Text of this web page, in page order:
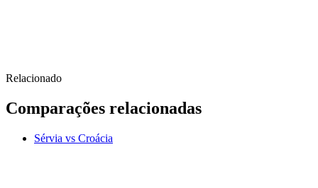
Relacionado
Comparações relacionadas
Sérvia vs Croácia